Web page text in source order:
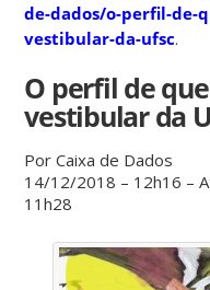
de-dados/o-perfil-de-
vestibular-da-ufsc.
O perfil de
vestibular da
Por Caixa de Dados
14/12/2018 – 12h16 –
11h28